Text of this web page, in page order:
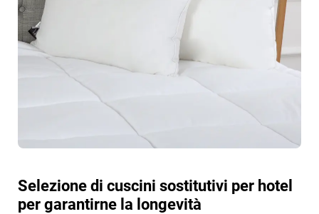
Selezione di cuscini sostitutivi per hotel
per garantirne la longevità